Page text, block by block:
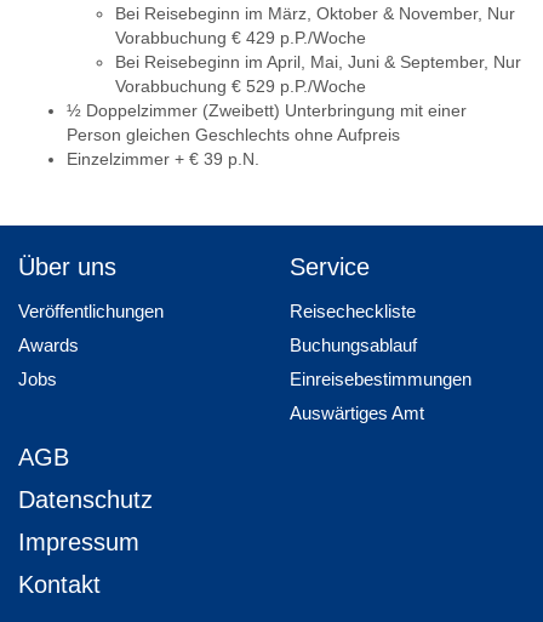
Bei Reisebeginn im März, Oktober & November, Nur
Vorabbuchung € 429 p.P./Woche
Bei Reisebeginn im April, Mai, Juni & September, Nur
Vorabbuchung € 529 p.P./Woche
½ Doppelzimmer (Zweibett) Unterbringung mit einer
Person gleichen Geschlechts ohne Aufpreis
Einzelzimmer + € 39 p.N.
Über uns
Veröffentlichungen
Awards
Jobs
Service
Reisecheckliste
Buchungsablauf
Einreisebestimmungen
Auswärtiges Amt
AGB
Datenschutz
Impressum
Kontakt